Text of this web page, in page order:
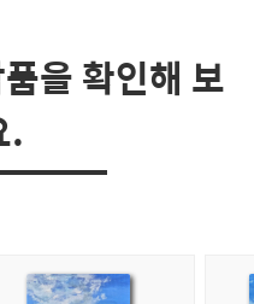
을 확인해 보
.